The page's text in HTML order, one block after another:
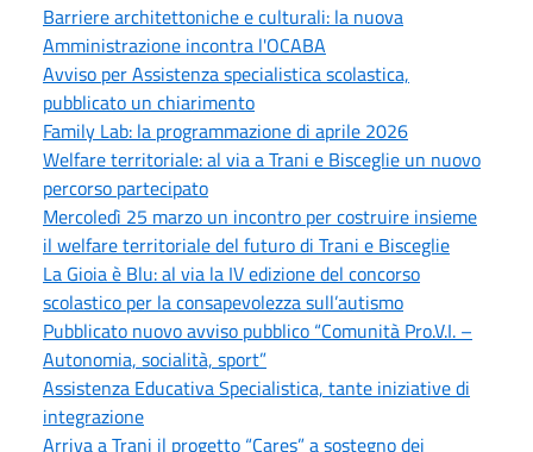
Barriere architettoniche e culturali: la nuova
Amministrazione incontra l'OCABA
Avviso per Assistenza specialistica scolastica,
pubblicato un chiarimento
Family Lab: la programmazione di aprile 2026
Welfare territoriale: al via a Trani e Bisceglie un nuovo
percorso partecipato
Mercoledì 25 marzo un incontro per costruire insieme
il welfare territoriale del futuro di Trani e Bisceglie
La Gioia è Blu: al via la IV edizione del concorso
scolastico per la consapevolezza sull’autismo
Pubblicato nuovo avviso pubblico “Comunità Pro.V.I. –
Autonomia, socialità, sport”
Assistenza Educativa Specialistica, tante iniziative di
integrazione
Arriva a Trani il progetto “Cares” a sostegno dei